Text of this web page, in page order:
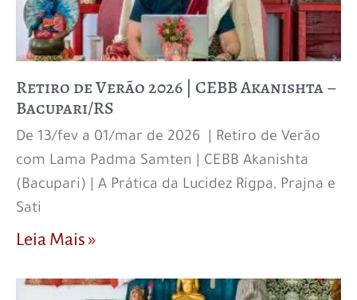
Retiro de Verão 2026 | CEBB Akanishta –
Bacupari/RS
De 13/fev a 01/mar de 2026 | Retiro de Verão
com Lama Padma Samten | CEBB Akanishta
(Bacupari) | A Prática da Lucidez Rigpa, Prajna e
Sati
Leia Mais »